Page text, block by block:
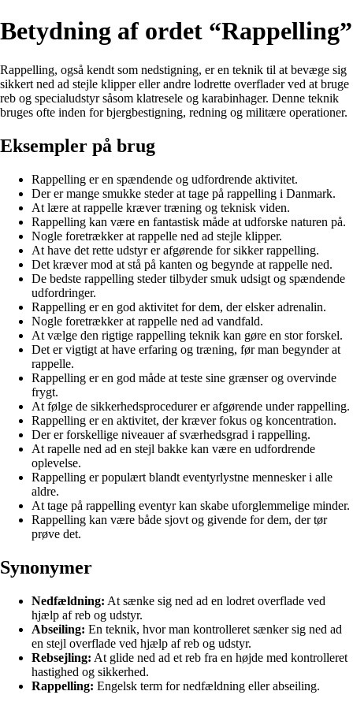
Betydning af ordet “Rappelling”
Rappelling, også kendt som nedstigning, er en teknik til at bevæge sig
sikkert ned ad stejle klipper eller andre lodrette overflader ved at bruge
reb og specialudstyr såsom klatresele og karabinhager. Denne teknik
bruges ofte inden for bjergbestigning, redning og militære operationer.
Eksempler på brug
Rappelling er en spændende og udfordrende aktivitet.
Der er mange smukke steder at tage på rappelling i Danmark.
At lære at rappelle kræver træning og teknisk viden.
Rappelling kan være en fantastisk måde at udforske naturen på.
Nogle foretrækker at rappelle ned ad stejle klipper.
At have det rette udstyr er afgørende for sikker rappelling.
Det kræver mod at stå på kanten og begynde at rappelle ned.
De bedste rappelling steder tilbyder smuk udsigt og spændende
udfordringer.
Rappelling er en god aktivitet for dem, der elsker adrenalin.
Nogle foretrækker at rappelle ned ad vandfald.
At vælge den rigtige rappelling teknik kan gøre en stor forskel.
Det er vigtigt at have erfaring og træning, før man begynder at
rappelle.
Rappelling er en god måde at teste sine grænser og overvinde
frygt.
At følge de sikkerhedsprocedurer er afgørende under rappelling.
Rappelling er en aktivitet, der kræver fokus og koncentration.
Der er forskellige niveauer af sværhedsgrad i rappelling.
At rapelle ned ad en stejl bakke kan være en udfordrende
oplevelse.
Rappelling er populært blandt eventyrlystne mennesker i alle
aldre.
At tage på rappelling eventyr kan skabe uforglemmelige minder.
Rappelling kan være både sjovt og givende for dem, der tør
prøve det.
Synonymer
Nedfældning: At sænke sig ned ad en lodret overflade ved
hjælp af reb og udstyr.
Abseiling: En teknik, hvor man kontrolleret sænker sig ned ad
en stejl overflade ved hjælp af reb og udstyr.
Rebsejling: At glide ned ad et reb fra en højde med kontrolleret
hastighed og sikkerhed.
Rappelling: Engelsk term for nedfældning eller abseiling.